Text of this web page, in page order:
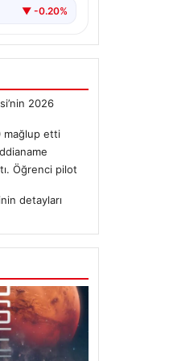
▼ -0.20%
2026
mağlup etti
Öğrenci pilot
detayları